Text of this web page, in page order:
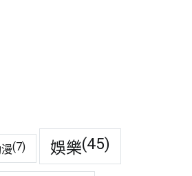
(7) 娛樂(45)